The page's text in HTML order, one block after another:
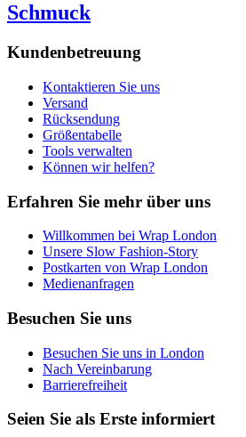
Schmuck
Kundenbetreuung
Kontaktieren Sie uns
Versand
Rücksendung
Größentabelle
Tools verwalten
Können wir helfen?
Erfahren Sie mehr über uns
Willkommen bei Wrap London
Unsere Slow Fashion-Story
Postkarten von Wrap London
Medienanfragen
Besuchen Sie uns
Besuchen Sie uns in London
Nach Vereinbarung
Barrierefreiheit
Seien Sie als Erste informiert